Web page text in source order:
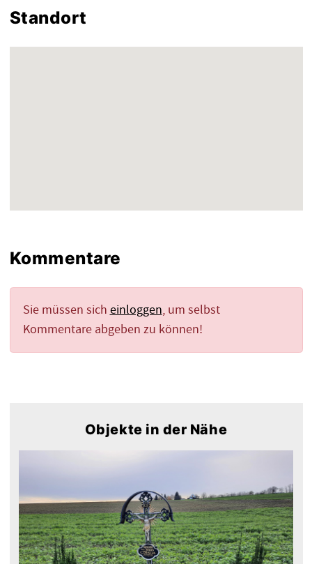
Standort
Kommentare
Sie müssen sich einloggen, um selbst
Kommentare abgeben zu können!
Objekte in der Nähe